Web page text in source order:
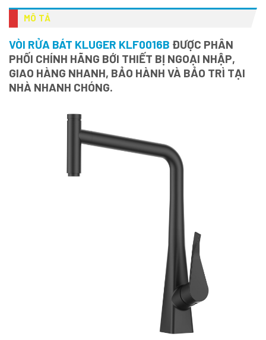
MÔ TẢ
VÒI RỬA BÁT KLUGER KLF0016B ĐƯỢC PHÂN
PHỐI CHÍNH HÃNG BỚI THIẾT BỊ NGOẠI NHẬP,
GIAO HÀNG NHANH, BẢO HÀNH VÀ BẢO TRÌ TẠI
NHÀ NHANH CHÓNG.